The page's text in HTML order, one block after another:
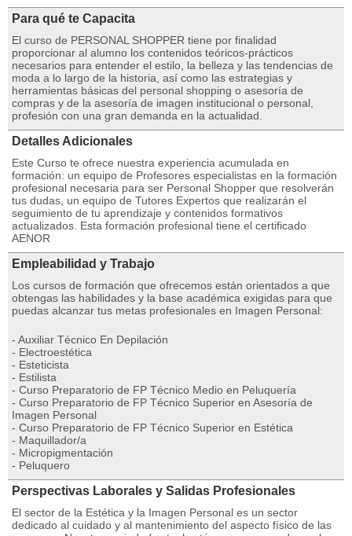
Para qué te Capacita
El curso de PERSONAL SHOPPER tiene por finalidad
proporcionar al alumno los contenidos teóricos-prácticos
necesarios para entender el estilo, la belleza y las tendencias de
moda a lo largo de la historia, así como las estrategias y
herramientas básicas del personal shopping o asesoría de
compras y de la asesoría de imagen institucional o personal,
profesión con una gran demanda en la actualidad.
Detalles Adicionales
Este Curso te ofrece nuestra experiencia acumulada en
formación: un equipo de Profesores especialistas en la formación
profesional necesaria para ser Personal Shopper que resolverán
tus dudas, un equipo de Tutores Expertos que realizarán el
seguimiento de tu aprendizaje y contenidos formativos
actualizados. Esta formación profesional tiene el certificado
AENOR
Empleabilidad y Trabajo
Los cursos de formación que ofrecemos están orientados a que
obtengas las habilidades y la base académica exigidas para que
puedas alcanzar tus metas profesionales en Imagen Personal:
- Auxiliar Técnico En Depilación
- Electroestética
- Esteticista
- Estilista
- Curso Preparatorio de FP Técnico Medio en Peluquería
- Curso Preparatorio de FP Técnico Superior en Asesoría de
Imagen Personal
- Curso Preparatorio de FP Técnico Superior en Estética
- Maquillador/a
- Micropigmentación
- Peluquero
Perspectivas Laborales y Salidas Profesionales
El sector de la Estética y la Imagen Personal es un sector
dedicado al cuidado y al mantenimiento del aspecto físico de las